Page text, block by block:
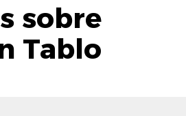
sobre
Tablo